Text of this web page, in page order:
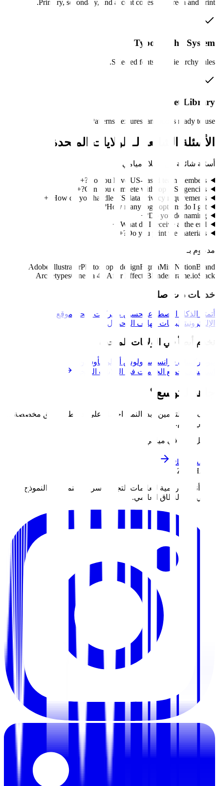
Primary, secondary, and accent codes for screen and print.
Typography System
Selected fonts and hierarchy rules.
Asset Library
Patterns, textures, and icons ready to use.
الأسئلة الشائعة لـ الولايات المتحدة
أسئلة شائعة من عملاء
ميامي
Do you have US-based team members?
+
Can you compete with top US agencies?
+
How do you handle US data privacy requirements?
+
How many logo options do I get?
Do you do naming?
+
What do I receive at the end?
+
Do you print the materials?
+
مدعوم بـ
Adobe IllustratorPhotoshop IndesignFigmaMiro NotionBrand
ArchetypesCinema 4D After Effects Blender Frame.ioSlack
خدمات ذات صلة
أتمتة الذكاء الاصطناعي تحسين محركات البحث
الموقع
الإلكترونيتطبيقات الهاتف المحمول
نخدم أيضاً في الولايات المتحدة
نيويورك سان فرانسيسكولوس أنجلوسأوستن
استكشف جميع الخدمات في الولايات المتحدة
جاهز للتوسع؟
توقف عن التخمين. ابدأ النمو. احصل على خارطة طريق مخصصة لـ
ميامي
اليوم.
تواصل معنا في ميامي
ابدأ مشروعك
ZOUHALL
نبني أنظمة رقمية للعلامات التجارية سريعة النمو. من النموذج
الأولي إلى النطاق العالمي.